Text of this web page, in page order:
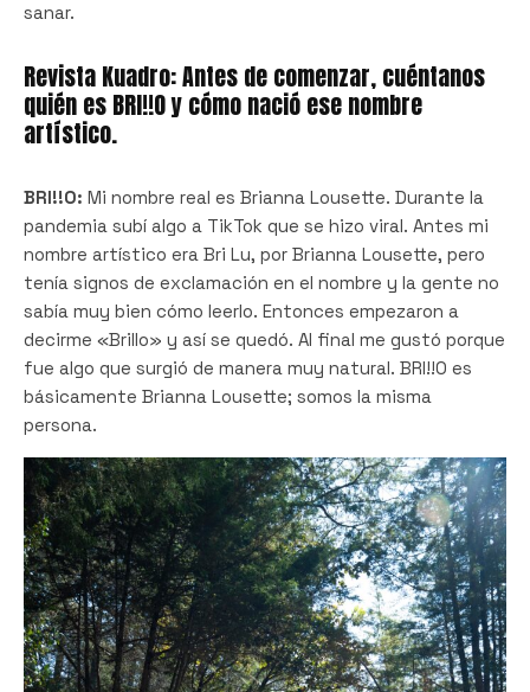
sanar.
Revista Kuadro: Antes de comenzar, cuéntanos
quién es BRI!!O y cómo nació ese nombre
artístico.
BRI!!O: Mi nombre real es Brianna Lousette. Durante la
pandemia subí algo a TikTok que se hizo viral. Antes mi
nombre artístico era Bri Lu, por Brianna Lousette, pero
tenía signos de exclamación en el nombre y la gente no
sabía muy bien cómo leerlo. Entonces empezaron a
decirme «Brillo» y así se quedó. Al final me gustó porque
fue algo que surgió de manera muy natural. BRI!!O es
básicamente Brianna Lousette; somos la misma
persona.